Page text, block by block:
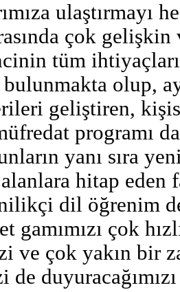
ulaştırmayı
çok
tüm
bulunmakta olup,
geliştiren,
programı
yanı sıra
hitap eden
dil öğrenim
gamımızı çok
ve çok yakın bir